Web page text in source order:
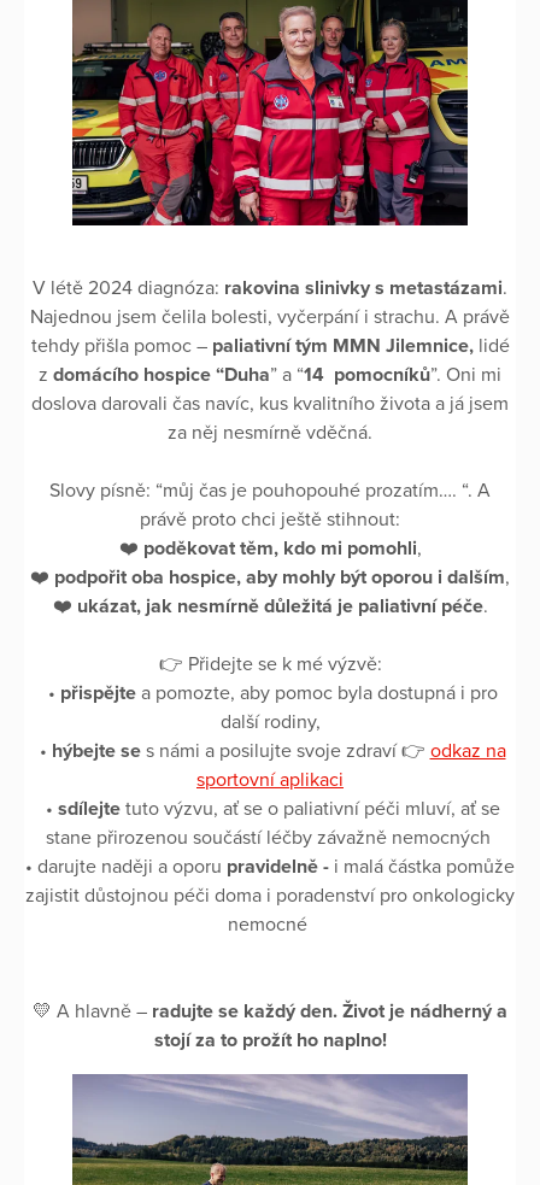
V létě 2024 diagnóza: rakovina slinivky s metastázami.
Najednou jsem čelila bolesti, vyčerpání i strachu. A právě
tehdy přišla pomoc – paliativní tým MMN Jilemnice,lidé
z domácího hospice “Duha” a “14 pomocníků”. Oni mi
doslova darovali čas navíc, kus kvalitního života a já jsem
za něj nesmírně vděčná.
Slovy písně: “můj čas je pouhopouhé prozatím…. “. A
právě proto chci ještě stihnout:
❤️ poděkovat těm, kdo mi pomohli,
❤️ podpořit oba hospice, aby mohly být oporou i dalším,
❤️ ukázat, jak nesmírně důležitá je paliativní péče.
👉 Přidejte se k mé výzvě:
• přispějtea pomozte, aby pomoc byla dostupná i pro
další rodiny,
• hýbejte ses námi a posilujte svoje zdraví 👉 odkaz na
sportovní aplikaci
• sdílejtetuto výzvu, ať se o paliativní péči mluví, ať se
stane přirozenou součástí léčby závažně nemocných
• darujte naději a oporu pravidelně - i malá částka pomůže
zajistit důstojnou péči doma i poradenství pro onkologicky
nemocné
💛 A hlavně – radujte se každý den. Život je nádherný a
stojí za to prožít ho naplno!